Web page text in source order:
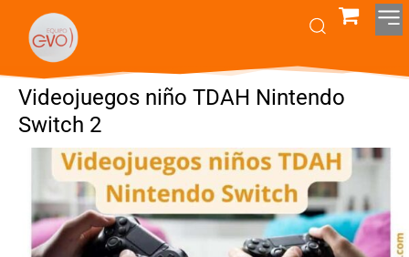
Videojuegos niño TDAH Nintendo
Switch 2